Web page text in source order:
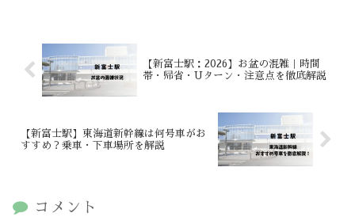
【新富士駅：2026】お盆の混雑｜時間
帯・帰省・Uターン・注意点を徹底解説
【新富士駅】東海道新幹線は何号車がお
すすめ？乗車・下車場所を解説
コメント